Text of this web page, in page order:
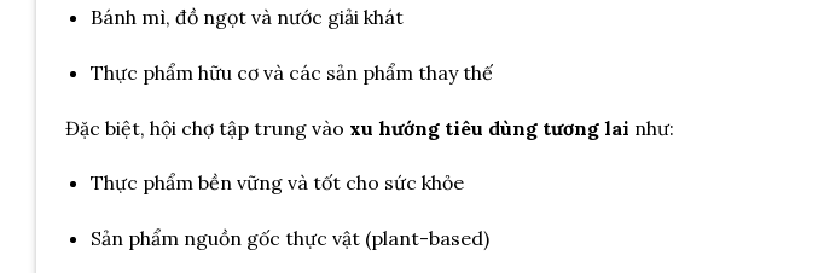
Bánh mì, đồ ngọt và nước giải khát
Thực phẩm hữu cơ và các sản phẩm thay thế
Đặc biệt, hội chợ tập trung vào xu hướng tiêu dùng tương lai như:
Thực phẩm bền vững và tốt cho sức khỏe
Sản phẩm nguồn gốc thực vật (plant-based)